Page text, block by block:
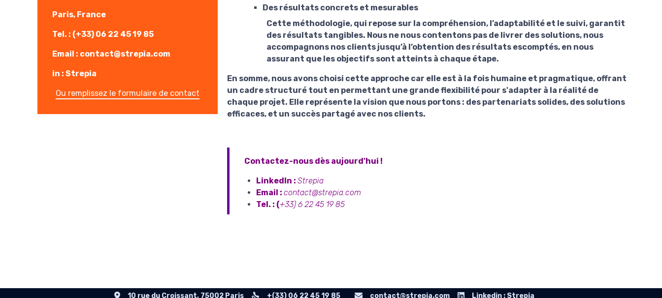
Des résultats concrets et mesurables
Cette méthodologie, qui repose sur la compréhension, l’adaptabilité et le suivi, garantit
des résultats tangibles. Nous ne nous contentons pas de livrer des solutions, nous
accompagnons nos clients jusqu’à l’obtention des résultats escomptés, en nous
assurant que les objectifs sont atteints à chaque étape.
En somme, nous avons choisi cette approche car elle est à la fois humaineet pragmatique, offrant
un cadre structurétout en permettant une grande flexibilitépour s'adapter à la réalité de
chaque projet. Elle représente la vision que nous portons : des partenariats solides, dessolutions
efficaces, et un succès partagé avec nos clients.
Contactez-nous dès aujourd'hui !
LinkedIn : Strepia
Email : contact@strepia.com
Tel. : (+33) 6 22 45 19 85
Paris, France
Tel. : (+33) 06 22 45 19 85
Email : contact@strepia.com
in : Strepia
Ou remplissez le formulaire de contact
10 rue du Croissant, 75002 Paris +(33) 06 22 45 19 85 contact@strepia.com Linkedin : Strepia